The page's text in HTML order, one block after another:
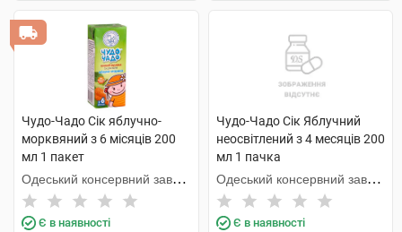
Чудо-Чадо Сік яблучно-
морквяний з 6 місяців 200
мл 1 пакет
Одеський консервний завод
дитячого харчування
Є в наявності
Чудо-Чадо Сік Яблучний
неосвітлений з 4 месяців 200
мл 1 пачка
Одеський консервний завод
дитячого харчування
Є в наявності